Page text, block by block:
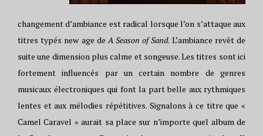
changement d’ambiance est radical lorsque l’on s’attaque aux
titres typés new age deA Season of Sand. L’ambiance revêt de
suite une dimension plus calme et songeuse. Les titres sont ici
fortement influencés par un certain nombre de genres
musicaux électroniques qui font la part belle aux rythmiques
lentes et aux mélodies répétitives. Signalons à ce titre que «
Camel Caravel » aurait sa place sur n’importe quel album de